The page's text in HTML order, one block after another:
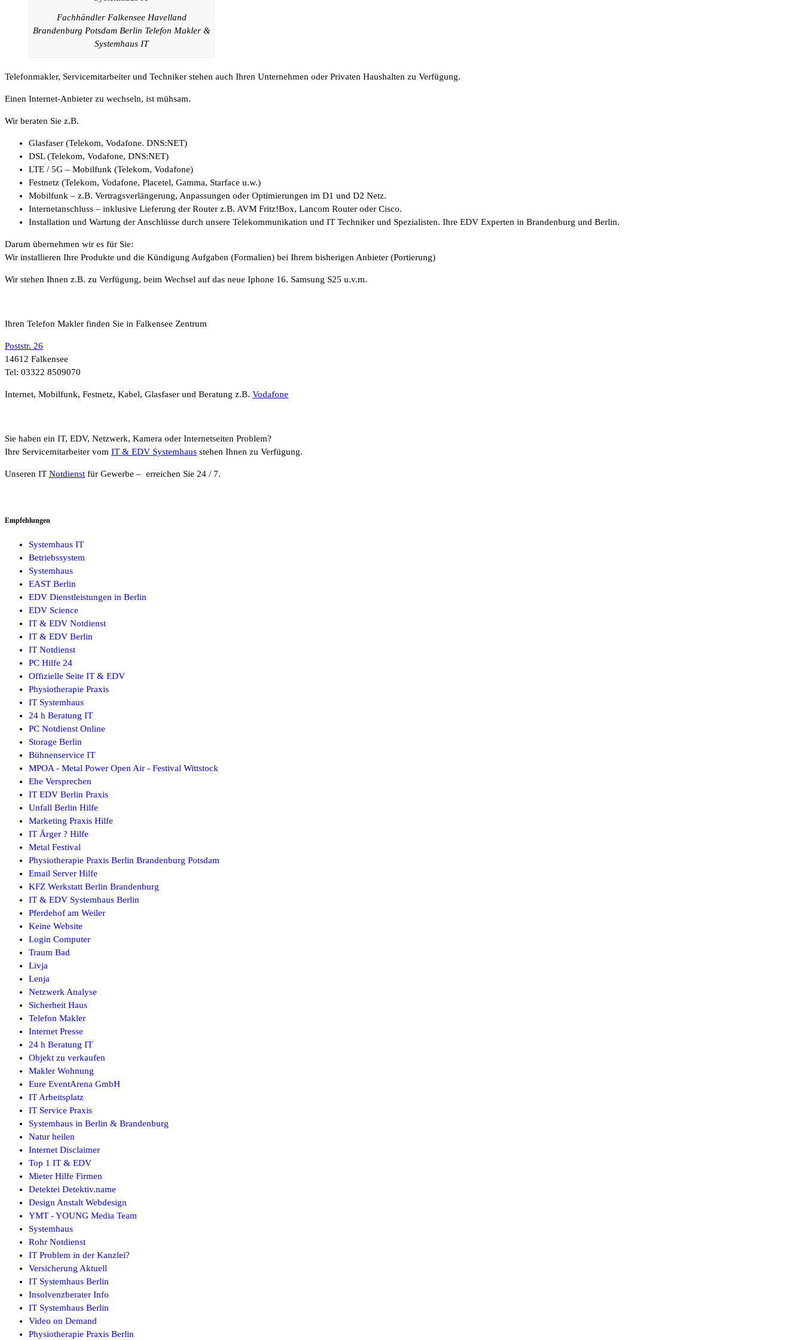
Fachhändler Falkensee Havelland
Brandenburg Potsdam Berlin Telefon Makler &
Systemhaus IT
Telefonmakler, Servicemitarbeiter und Techniker stehen auch Ihren Unternehmen oder Privaten Haushalten zu Verfügung.
Einen Internet-Anbieter zu wechseln, ist mühsam.
Wir beraten Sie z.B.
Glasfaser (Telekom, Vodafone. DNS:NET)
DSL (Telekom, Vodafone, DNS:NET)
LTE / 5G – Mobilfunk (Telekom, Vodafone)
Festnetz (Telekom, Vodafone, Placetel, Gamma, Starface u.w.)
Mobilfunk – z.B. Vertragsverlängerung, Anpassungen oder Optimierungen im D1 und D2 Netz.
Internetanschluss – inklusive Lieferung der Router z.B. AVM Fritz!Box, Lancom Router oder Cisco.
Installation und Wartung der Anschlüsse durch unsere Telekommunikation und IT Techniker und Spezialisten. Ihre EDV Experten in Brandenburg und Berlin.
Darum übernehmen wir es für Sie:
Wir installieren Ihre Produkte und die Kündigung Aufgaben (Formalien) bei Ihrem bisherigen Anbieter (Portierung)
Wir stehen Ihnen z.B. zu Verfügung, beim Wechsel auf das neue Iphone 16. Samsung S25 u.v.m.
Ihren Telefon Makler finden Sie in Falkensee Zentrum
Poststr. 26
14612 Falkensee
Tel: 03322 8509070
Internet, Mobilfunk, Festnetz, Kabel, Glasfaser und Beratung z.B. Vodafone
Sie haben ein IT, EDV, Netzwerk, Kamera oder Internetseiten Problem?
Ihre Servicemitarbeiter vom IT & EDV Systemhaus stehen Ihnen zu Verfügung.
Unseren IT Notdienst für Gewerbe – erreichen Sie 24 / 7.
Empfehlungen
Systemhaus IT
Betriebssystem
Systemhaus
EAST Berlin
EDV Dienstleistungen in Berlin
EDV Science
IT & EDV Notdienst
IT & EDV Berlin
IT Notdienst
PC Hilfe 24
Offizielle Seite IT & EDV
Physiotherapie Praxis
IT Systemhaus
24 h Beratung IT
PC Notdienst Online
Storage Berlin
Bühnenservice IT
MPOA - Metal Power Open Air - Festival Wittstock
Ehe Versprechen
IT EDV Berlin Praxis
Unfall Berlin Hilfe
Marketing Praxis Hilfe
IT Ärger ? Hilfe
Metal Festival
Physiotherapie Praxis Berlin Brandenburg Potsdam
Email Server Hilfe
KFZ Werkstatt Berlin Brandenburg
IT & EDV Systemhaus Berlin
Pferdehof am Weiler
Keine Website
Login Computer
Traum Bad
Livja
Lenja
Netzwerk Analyse
Sicherheit Haus
Telefon Makler
Internet Presse
24 h Beratung IT
Objekt zu verkaufen
Makler Wohnung
Eure EventArena GmbH
IT Arbeitsplatz
IT Service Praxis
Systemhaus in Berlin & Brandenburg
Natur heilen
Internet Disclaimer
Top 1 IT & EDV
Mieter Hilfe Firmen
Detektei Detektiv.name
Design Anstalt Webdesign
YMT - YOUNG Media Team
Systemhaus
Rohr Notdienst
IT Problem in der Kanzlei?
Versicherung Aktuell
IT Systemhaus Berlin
Insolvenzberater Info
IT Systemhaus Berlin
Video on Demand
Physiotherapie Praxis Berlin